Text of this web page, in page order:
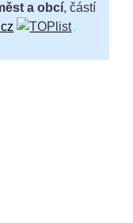
a obcí, částí